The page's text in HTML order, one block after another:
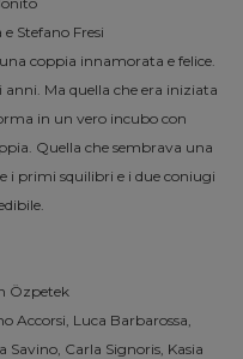
Stefano Fresi
coppia innamorata e felice.
Ma quella che era iniziata
in un vero incubo con
Quella che sembrava una
i primi squilibri e i due coniugi
Özpetek
Accorsi, Luca Barbarossa,
Savino, Carla Signoris, Kasia